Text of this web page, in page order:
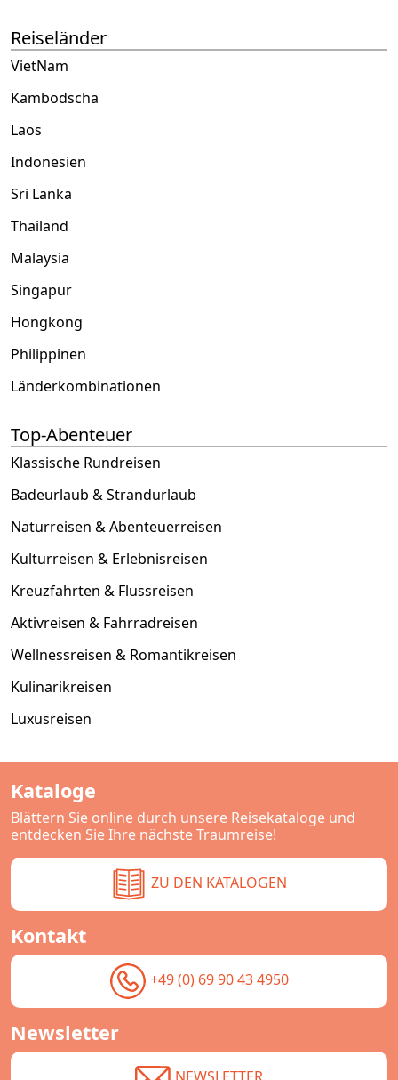
Reiseländer
VietNam
Kambodscha
Laos
Indonesien
Sri Lanka
Thailand
Malaysia
Singapur
Hongkong
Philippinen
Länderkombinationen
Top-Abenteuer
Klassische Rundreisen
Badeurlaub & Strandurlaub
Naturreisen & Abenteuerreisen
Kulturreisen & Erlebnisreisen
Kreuzfahrten & Flussreisen
Aktivreisen & Fahrradreisen
Wellnessreisen & Romantikreisen
Kulinarikreisen
Luxusreisen
Kataloge
Blättern Sie online durch unsere Reisekataloge und
entdecken Sie Ihre nächste Traumreise!
ZU DEN KATALOGEN
Kontakt
+49 (0) 69 90 43 4950
Newsletter